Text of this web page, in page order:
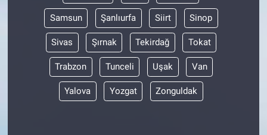
Samsun Şanlıurfa Siirt Sinop
Sivas Şırnak Tekirdağ Tokat
Trabzon Tunceli Uşak Van
Yalova Yozgat Zonguldak